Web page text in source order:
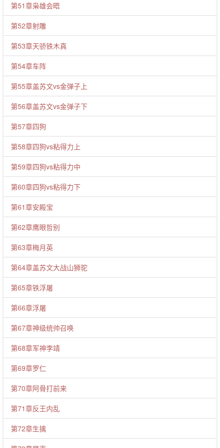
第51章枭雄会晤
第52章射雕
第53章天骄铁木真
第54章车阵
第55章盖苏文vs金弹子上
第56章盖苏文vs金弹子下
第57章四狗
第58章四狗vs粘得力上
第59章四狗vs粘得力中
第60章四狗vs粘得力下
第61章安殿宝
第62章鹰眼哲别
第63章梅月英
第64章盖苏文大战山狮驼
第65章铁浮屠
第66章浮屠
第67章神级统帅召唤
第68章军神李靖
第69章罗仁
第70章阿骨打前来
第71章反王内乱
第72章生擒